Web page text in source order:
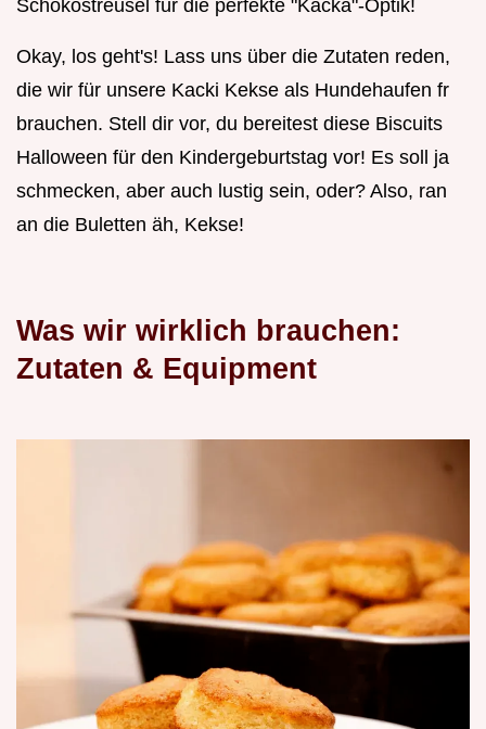
Schokostreusel für die perfekte "Kacka"-Optik!
Okay, los geht's! Lass uns über die Zutaten reden,
die wir für unsere Kacki Kekse als Hundehaufen fr
brauchen. Stell dir vor, du bereitest diese Biscuits
Halloween für den Kindergeburtstag vor! Es soll ja
schmecken, aber auch lustig sein, oder? Also, ran
an die Buletten äh, Kekse!
Was wir wirklich brauchen:
Zutaten & Equipment